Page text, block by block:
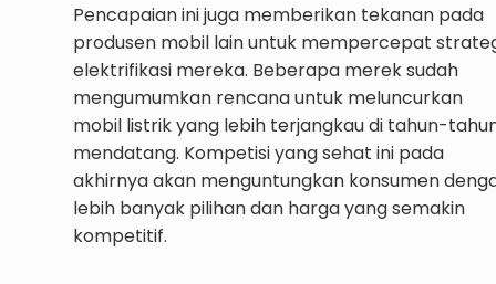
Pencapaian ini juga memberikan tekanan pada
produsen mobil lain untuk mempercepat
elektrifikasi mereka. Beberapa merek sudah
mengumumkan rencana untuk meluncurkan
mobil listrik yang lebih terjangkau di tahun-
mendatang. Kompetisi yang sehat ini pada
akhirnya akan menguntungkan konsumen
lebih banyak pilihan dan harga yang semakin
kompetitif.